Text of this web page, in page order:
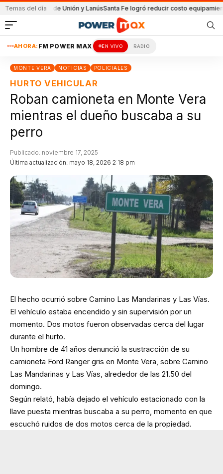
Temas del día
partido de Unión y LanúsSanta Fe logró reducir costo equipamiento
AHORA: FM POWER MAX EN VIVO RADIO
MONTE VERA NOTICIAS POLICIALES
HURTO VEHICULAR
Roban camioneta en Monte Vera
mientras el dueño buscaba a su
perro
Última actualización: mayo 18, 2026 2:18 pm
Publicado: noviembre 17, 2025
El hecho ocurrió sobre Camino Las Mandarinas y Las Vías.
El vehículo estaba encendido y sin supervisión por un
momento. Dos motos fueron observadas cerca del lugar
durante el hurto.
Un hombre de 41 años denunció la sustracción de su
camioneta Ford Ranger gris en Monte Vera, sobre Camino
Las Mandarinas y Las Vías, alrededor de las 21.50 del
domingo.
Según relató, había dejado el vehículo estacionado con la
llave puesta mientras buscaba a su perro, momento en que
escuchó ruidos de dos motos cerca de la propiedad.